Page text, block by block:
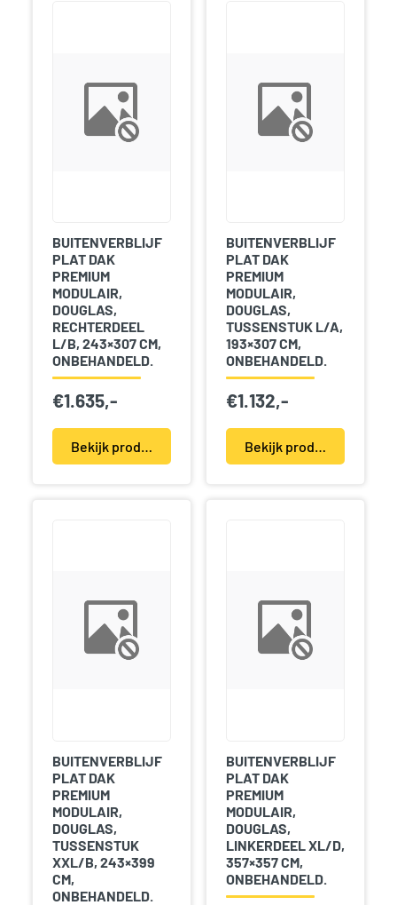
BUITENVERBLIJF
PLAT DAK
PREMIUM
MODULAIR,
DOUGLAS,
RECHTERDEEL
L/B, 243×307 CM,
ONBEHANDELD.
€1.635,-
BUITENVERBLIJF
PLAT DAK
PREMIUM
MODULAIR,
DOUGLAS,
TUSSENSTUK L/A,
193×307 CM,
ONBEHANDELD.
€1.132,-
BUITENVERBLIJF
PLAT DAK
PREMIUM
MODULAIR,
DOUGLAS,
TUSSENSTUK
XXL/B, 243×399
CM,
ONBEHANDELD.
BUITENVERBLIJF
PLAT DAK
PREMIUM
MODULAIR,
DOUGLAS,
LINKERDEEL XL/D,
357×357 CM,
ONBEHANDELD.